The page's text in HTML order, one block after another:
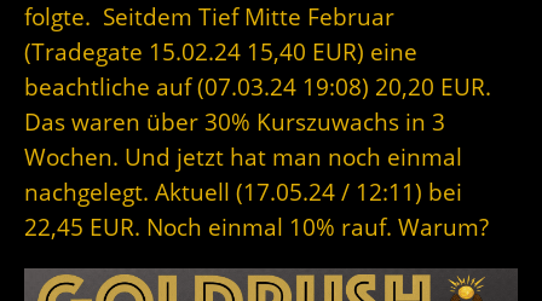
folgte. Seitdem Tief Mitte Februar
(Tradegate 15.02.24 15,40 EUR) eine
beachtliche auf (07.03.24 19:08) 20,20 EUR.
Das waren über 30% Kurszuwachs in 3
Wochen. Und jetzt hat man noch einmal
nachgelegt. Aktuell (17.05.24 / 12:11) bei
22,45 EUR. Noch einmal 10% rauf. Warum?